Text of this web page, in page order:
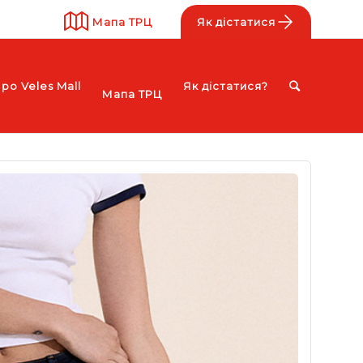
Мапа ТРЦ Як дістатися
Veles Mall
Мапа ТРЦ
Як дістатися?